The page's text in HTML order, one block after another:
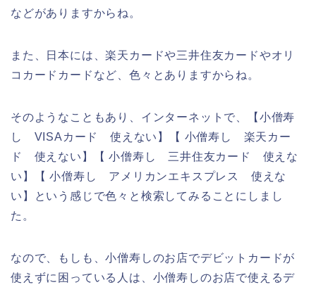
などがありますからね。
また、日本には、楽天カードや三井住友カードやオリ
コカードカードなど、色々とありますからね。
そのようなこともあり、インターネットで、【小僧寿
し VISAカード 使えない】【 小僧寿し 楽天カー
ド 使えない】【 小僧寿し 三井住友カード 使えな
い】【 小僧寿し アメリカンエキスプレス 使えな
い】という感じで色々と検索してみることにしまし
た。
なので、もしも、小僧寿しのお店でデビットカードが
使えずに困っている人は、小僧寿しのお店で使えるデ